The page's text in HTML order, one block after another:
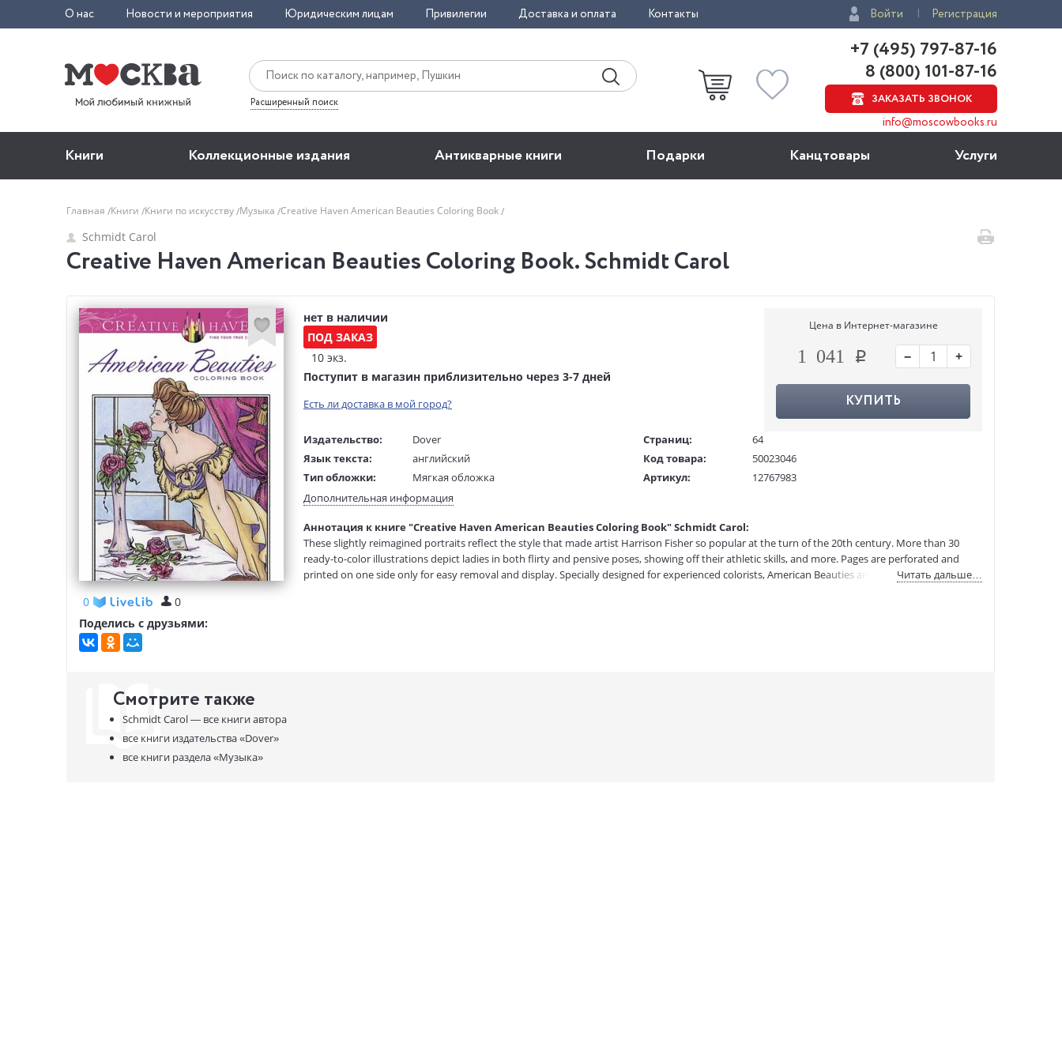
О нас Новости и мероприятия Юридическим лицам Привилегии Доставка и оплата Контакты Войти Регистрация
Расширенный поиск
+7 (495) 797-87-16
8 (800) 101-87-16
ЗАКАЗАТЬ ЗВОНОК
info@moscowbooks.ru
Книги Коллекционные издания Антикварные книги Подарки Канцтовары Услуги
Главная Книги Книги по искусству Музыка Creative Haven American Beauties Coloring Book
Schmidt Carol
Creative Haven American Beauties Coloring Book. Schmidt Carol
0
0
Поделись с друзьями:
нет в наличии
ПОД ЗАКАЗ
10 экз.
Поступит в магазин приблизительно через 3-7 дней
Есть ли доставка в мой город?
Цена в Интернет-магазине
1 041 − +
КУПИТЬ
Издательство:
Dover
Язык текста:
английский
Тип обложки:
Мягкая обложка
Размеры в мм
220x280x20
Вес: 1 гр.
Страниц:
64
Код товара:
50023046
Артикул:
12767983
Дополнительная информация
Аннотация к книге "Creative Haven American Beauties Coloring Book" Schmidt Carol:
These slightly reimagined portraits reflect the style that made artist Harrison Fisher so popular at the turn of the 20th century. More than 30
ready-to-color illustrations depict ladies in both flirty and pensive poses, showing off their athletic skills, and more. Pages are perforated and
printed on one side only for easy removal and display. Specially designed for experienced colorists, American Beauties and other Creative
Читать дальше…
Смотрите также
Schmidt Carol — все книги автора
все книги издательства«Dover»
все книги раздела«Музыка»